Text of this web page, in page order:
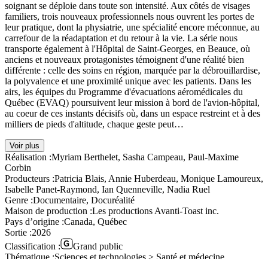
soignant se déploie dans toute son intensité. Aux côtés de visages
familiers, trois nouveaux professionnels nous ouvrent les portes de
leur pratique, dont la physiatrie, une spécialité encore méconnue, au
carrefour de la réadaptation et du retour à la vie. La série nous
transporte également à l'Hôpital de Saint-Georges, en Beauce, où
anciens et nouveaux protagonistes témoignent d'une réalité bien
différente : celle des soins en région, marquée par la débrouillardise,
la polyvalence et une proximité unique avec les patients. Dans les
airs, les équipes du Programme d'évacuations aéromédicales du
Québec (EVAQ) poursuivent leur mission à bord de l'avion-hôpital,
au coeur de ces instants décisifs où, dans un espace restreint et à des
milliers de pieds d'altitude, chaque geste peut…
Voir plus
Réalisation :Myriam Berthelet, Sasha Campeau, Paul-Maxime
Corbin
Producteurs :Patricia Blais, Annie Huberdeau, Monique Lamoureux,
Isabelle Panet-Raymond, Ian Quenneville, Nadia Ruel
Genre :Documentaire, Docuréalité
Maison de production :Les productions Avanti-Toast inc.
Pays d’origine :Canada, Québec
Sortie :2026
Classification :
Grand public
Thématique :Sciences et technologies > Santé et médecine